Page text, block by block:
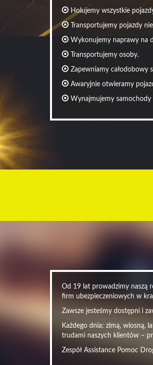
Holujemy wszystkie
Transportujemy pojazdy
Wykonujemy naprawy na
Transportujemy osoby.
Zapewniamy całodobowy
Awaryjnie otwieramy
Wynajmujemy samochody
Od 19 lat prowadzimy naszą
firm ubezpieczeniowych w
Zawsze jesteśmy dostępni i
Każdego dnia: zimą, wiosną,
trudami naszych klientów –
Zespół Assistance Pomoc